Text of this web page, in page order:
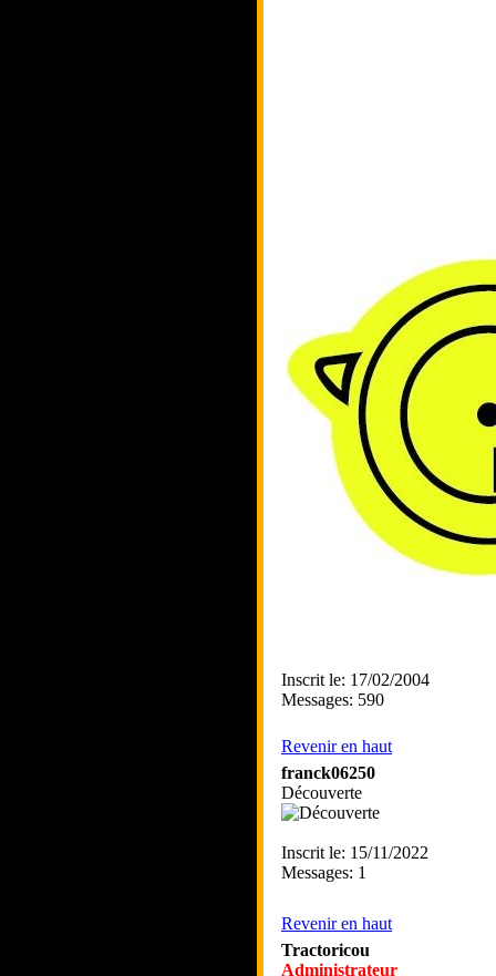
Inscrit le: 17/02/2004
Messages: 590
Revenir en haut
franck06250
Découverte
Inscrit le: 15/11/2022
Messages: 1
Revenir en haut
Tractoricou
Administrateur